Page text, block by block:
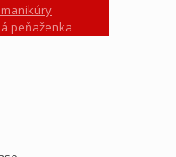
peňaženka